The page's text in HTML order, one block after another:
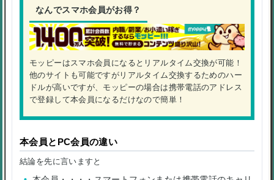
なんでスマホ会員がお得？
モッピーはスマホ会員になるとリアルタイム交換が可能！
他のサイトも可能ですがリアルタイム交換するためのハー
ドルが高いですが、モッピーの場合は携帯電話のアドレス
で登録して本会員になるだけなので簡単！
本会員とPC会員の違い
結論を先に言いますと